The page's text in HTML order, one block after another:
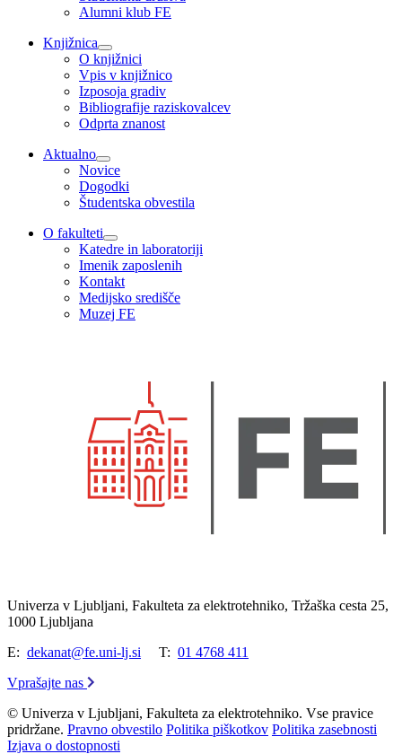
Alumni klub FE
Knjižnica
O knjižnici
Vpis v knjižnico
Izposoja gradiv
Bibliografije raziskovalcev
Odprta znanost
Aktualno
Novice
Dogodki
Študentska obvestila
O fakulteti
Katedre in laboratoriji
Imenik zaposlenih
Kontakt
Medijsko središče
Muzej FE
Univerza v Ljubljani, Fakulteta za elektrotehniko, Tržaška cesta 25,
1000 Ljubljana
E: dekanat@fe.uni-lj.si T: 01 4768 411
Vprašajte nas
© Univerza v Ljubljani, Fakulteta za elektrotehniko. Vse pravice
pridržane. Pravno obvestilo Politika piškotkov Politika zasebnosti
Izjava o dostopnosti